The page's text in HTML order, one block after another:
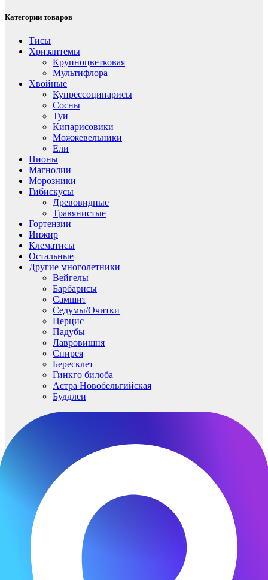
Категории товаров
Тисы
Хризантемы
Крупноцветковая
Мультифлора
Хвойные
Купрессоципарисы
Сосны
Туи
Кипарисовики
Можжевельники
Ели
Пионы
Магнолии
Морозники
Гибискусы
Древовидные
Травянистые
Гортензии
Инжир
Клематисы
Остальные
Другие многолетники
Вейгелы
Барбарисы
Самшит
Седумы/Очитки
Церцис
Падубы
Лавровишня
Спирея
Бересклет
Гинкго билоба
Астра Новобельгийская
Буддлеи